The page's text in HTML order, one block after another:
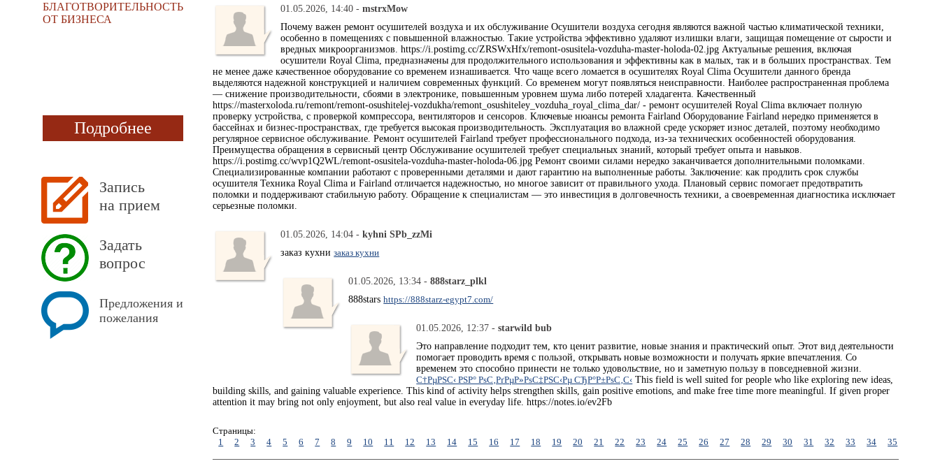
БЛАГОТВОРИТЕЛЬНОСТЬ
ОТ БИЗНЕСА
Подробнее
Запись
на прием
Задать
вопрос
Предложения и
пожелания
01.05.2026, 14:40 -mstrxMow
Почему важен ремонт осушителей воздуха и их обслуживание Осушители воздуха сегодня являются важной частью климатической техники,
особенно в помещениях с повышенной влажностью. Такие устройства эффективно удаляют излишки влаги, защищая помещение от сырости и
вредных микроорганизмов. https://i.postimg.cc/ZRSWxHfx/remont-osusitela-vozduha-master-holoda-02.jpg Актуальные решения, включая
осушители Royal Clima, предназначены для продолжительного использования и эффективны как в малых, так и в больших пространствах. Тем
не менее даже качественное оборудование со временем изнашивается. Что чаще всего ломается в осушителях Royal Clima Осушители данного бренда
выделяются надежной конструкцией и наличием современных функций. Со временем могут появляться неисправности. Наиболее распространенная проблема
— снижение производительности, сбоями в электронике, повышенным уровнем шума либо потерей хладагента. Качественный
https://masterxoloda.ru/remont/remont-osushitelej-vozdukha/remont_osushiteley_vozduha_royal_clima_dar/ - ремонт осушителей Royal Clima включает полную
проверку устройства, с проверкой компрессора, вентиляторов и сенсоров. Ключевые нюансы ремонта Fairland Оборудование Fairland нередко применяется в
бассейнах и бизнес-пространствах, где требуется высокая производительность. Эксплуатация во влажной среде ускоряет износ деталей, поэтому необходимо
регулярное сервисное обслуживание. Ремонт осушителей Fairland требует профессионального подхода, из-за технических особенностей оборудования.
Преимущества обращения в сервисный центр Обслуживание осушителей требует специальных знаний, который требует опыта и навыков.
https://i.postimg.cc/wvp1Q2WL/remont-osusitela-vozduha-master-holoda-06.jpg Ремонт своими силами нередко заканчивается дополнительными поломками.
Специализированные компании работают с проверенными деталями и дают гарантию на выполненные работы. Заключение: как продлить срок службы
осушителя Техника Royal Clima и Fairland отличается надежностью, но многое зависит от правильного ухода. Плановый сервис помогает предотвратить
поломки и поддерживают стабильную работу. Обращение к специалистам — это инвестиция в долговечность техники, а своевременная диагностика исключает
серьезные поломки.
01.05.2026, 14:04 -kyhni SPb_zzMi
заказ кухнизаказ кухни
01.05.2026, 13:34 -888starz_plkl
888starshttps://888starz-egypt7.com/
01.05.2026, 12:37 -starwild bub
Это направление подходит тем, кто ценит развитие, новые знания и практический опыт. Этот вид деятельности
помогает проводить время с пользой, открывать новые возможности и получать яркие впечатления. Со
временем это способно принести не только удовольствие, но и заметную пользу в повседневной жизни.
С†РµРЅС‹ РЅР° РѕС‚РґРµР»РѕС‡РЅС‹Рµ СЂР°Р±РѕС‚С‹ This field is well suited for people who like exploring new ideas,
building skills, and gaining valuable experience. This kind of activity helps strengthen skills, gain positive emotions, and make free time more meaningful. If given proper
attention it may bring not only enjoyment, but also real value in everyday life. https://notes.io/ev2Fb
Страницы:
1
2 3 4 5 6 7 8 9 10 11 12 13 14 15 16 17 18 19 20 21 22 23 24 25 26 27 28 29 30 31 32 33 34 35